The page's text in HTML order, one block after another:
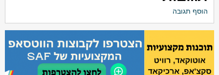
הוסף תגובה